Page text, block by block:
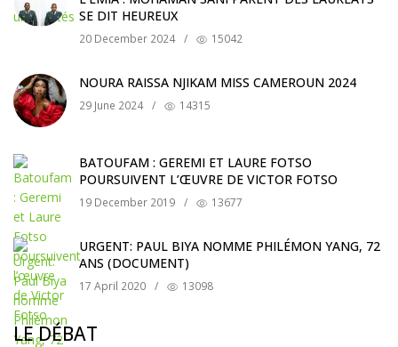
SE DIT HEUREUX
20 December 2024 / 15042
NOURA RAISSA NJIKAM MISS CAMEROUN 2024
29 June 2024 / 14315
BATOUFAM : GEREMI ET LAURE FOTSO
POURSUIVENT L’ŒUVRE DE VICTOR FOTSO
19 December 2019 / 13677
URGENT: PAUL BIYA NOMME PHILÉMON YANG, 72
ANS (DOCUMENT)
17 April 2020 / 13098
LE DÉBAT